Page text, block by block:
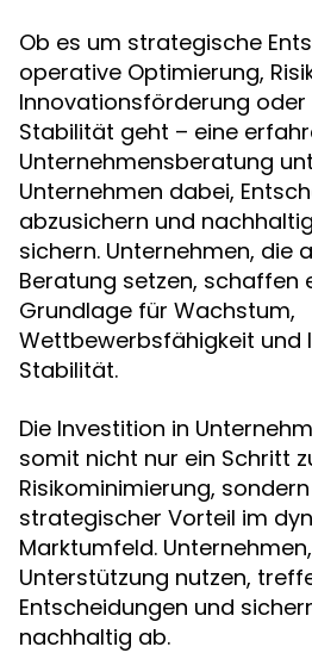
Ob es um strategische
operative Optimierung,
Innovationsförderung oder
Stabilität geht – eine
Unternehmensberatung
Unternehmen dabei,
abzusichern und
sichern. Unternehmen, die
Beratung setzen, schaffen
Grundlage für Wachstum,
Wettbewerbsfähigkeit und
Stabilität.
Die Investition in
somit nicht nur ein Schritt
Risikominimierung,
strategischer Vorteil im
Marktumfeld.
Unterstützung nutzen,
Entscheidungen und
nachhaltig ab.